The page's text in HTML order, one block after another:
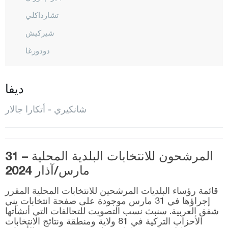
تشارداكلي
شيركيش
دودورغا
كالفات
كورغون
كورشونلو
المركز
أورطا
شعبان أوزو
ديفا
شانكيري - أتكارا جالار
المرشحون للانتخابات البلدية المحلية – 31
مارس/آذار 2024
قائمة رؤساء البلديات المرشحين للانتخابات المحلية المقرر
إجراؤها في 31 مارس موجودة على صفحة انتخابات يني
شفق العربية. سنبث نسب التصويت للتحالفات التي أنشأتها
الأحزاب التركية في 81 ولاية ومنطقة ونتائج الانتخابات